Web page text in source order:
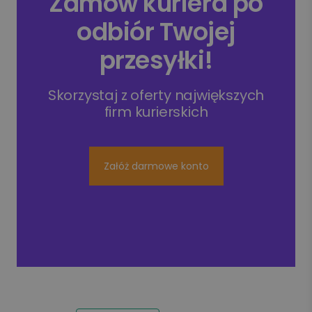
odbiór Twojej
przesyłki!
Skorzystaj z oferty największych
firm kurierskich
Załóż darmowe konto